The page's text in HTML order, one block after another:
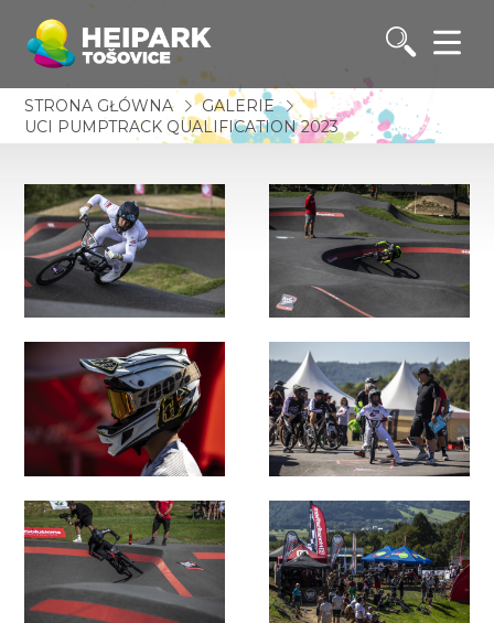
STRONA GŁÓWNA
GALERIE
UCI PUMPTRACK QUALIFICATION 2023